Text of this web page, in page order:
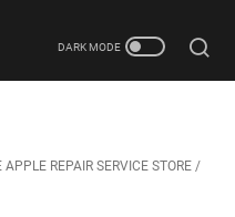
APPLE REPAIR SERVICE STORE /